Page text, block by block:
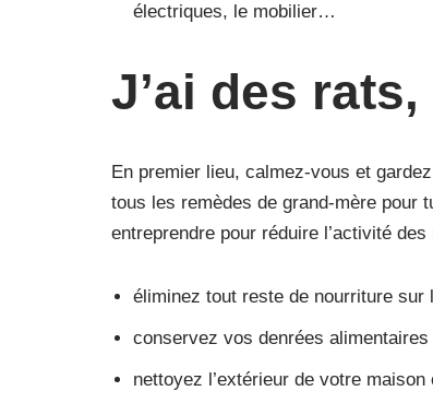
électriques, le mobilier…
J’ai des
En premier lieu, calmez-vous et
tous les remèdes de grand-mère pour
entreprendre pour réduire l’activité des
éliminez tout reste de nourriture
conservez vos denrées
nettoyez l’extérieur de votre